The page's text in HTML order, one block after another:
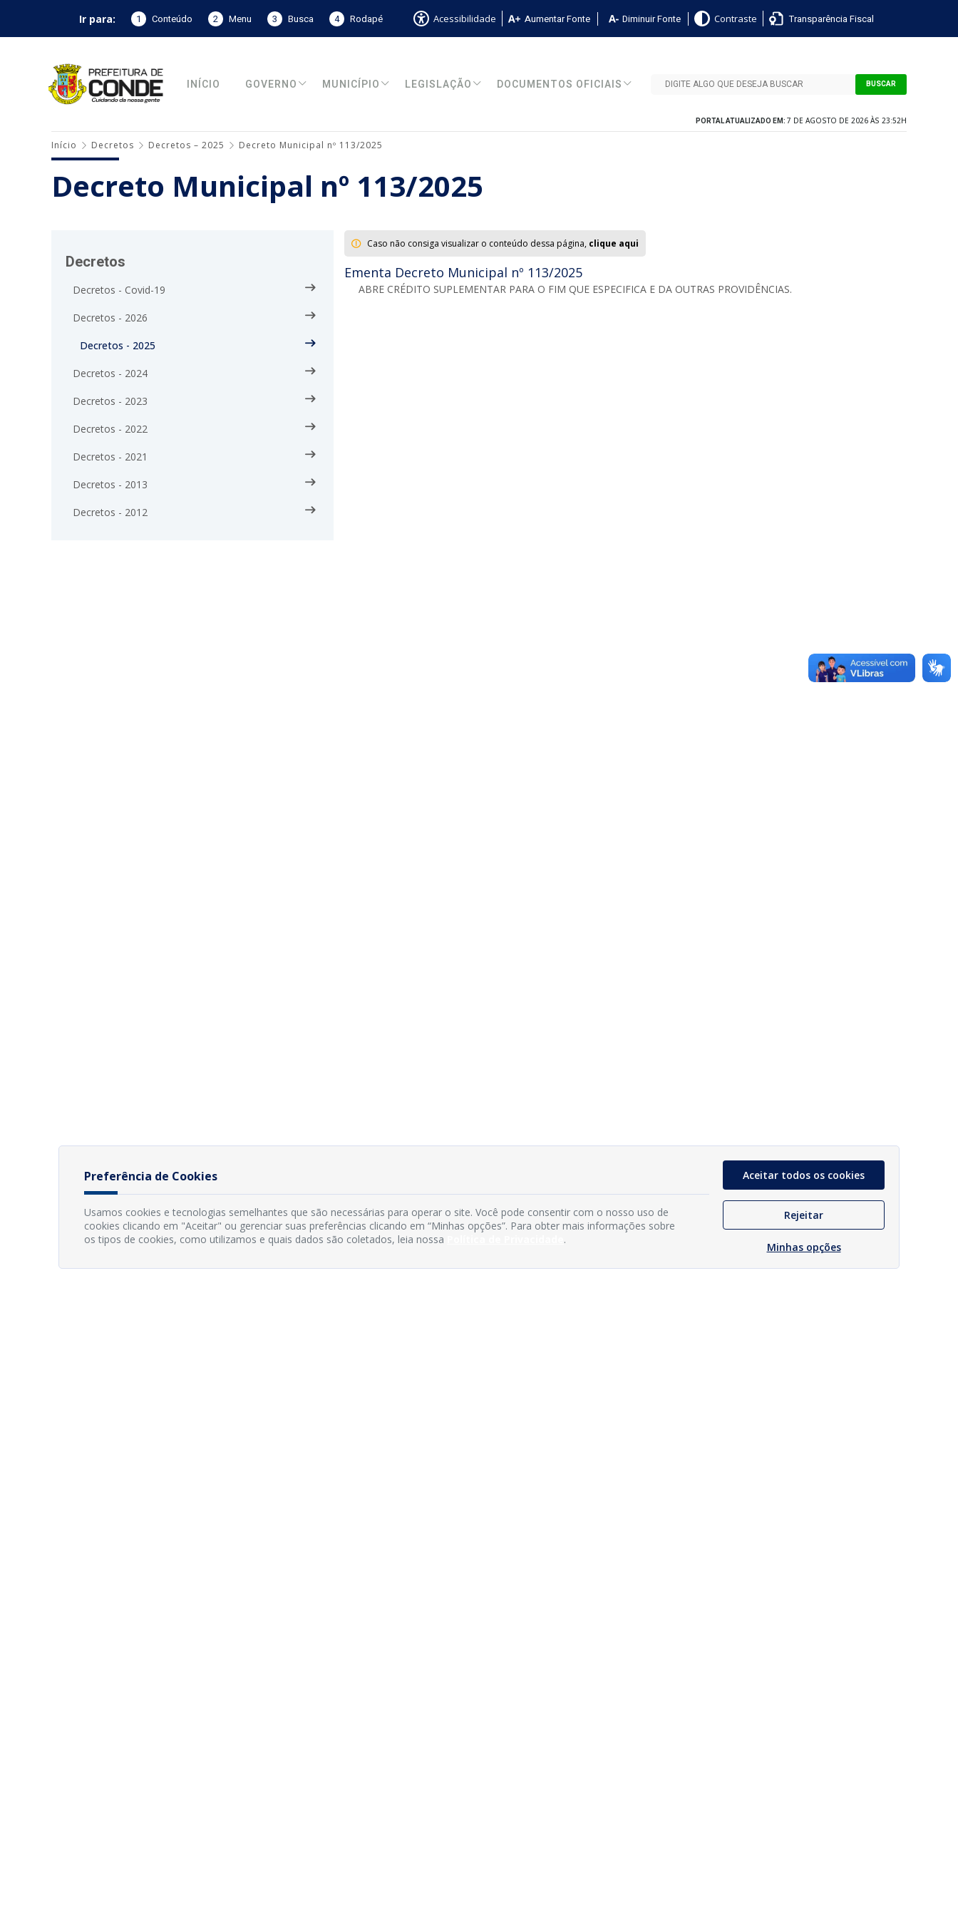
Ir para: 1 Conteúdo 2 Menu 3 Busca 4 Rodapé Acessibilidade Aumentar Fonte Diminuir Fonte Contraste Transparência Fiscal
INÍCIO GOVERNO MUNICÍPIO LEGISLAÇÃO DOCUMENTOS OFICIAIS BUSCAR
PORTAL ATUALIZADO EM: 7 DE AGOSTO DE 2026 ÀS 23:52H
Início Decretos Decretos – 2025 Decreto Municipal nº 113/2025
Decreto Municipal nº 113/2025
Decretos
Decretos - Covid-19
Decretos - 2026
Decretos - 2025
Decretos - 2024
Decretos - 2023
Decretos - 2022
Decretos - 2021
Decretos - 2013
Decretos - 2012
Caso não consiga visualizar o conteúdo dessa página, clique aqui
Ementa Decreto Municipal nº 113/2025
ABRE CRÉDITO SUPLEMENTAR PARA O FIM QUE ESPECIFICA E DA OUTRAS PROVIDÊNCIAS.
Preferência de Cookies
Usamos cookies e tecnologias semelhantes que são necessárias para operar o site. Você pode consentir com o nosso uso de
cookies clicando em "Aceitar" ou gerenciar suas preferências clicando em “Minhas opções”. Para obter mais informações sobre
os tipos de cookies, como utilizamos e quais dados são coletados, leia nossa
.
Aceitar todos os cookies
Rejeitar
Minhas opções